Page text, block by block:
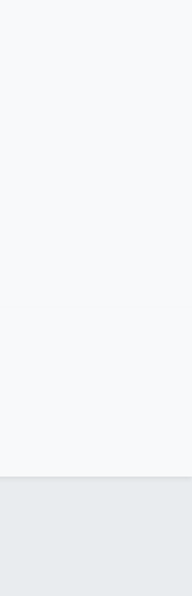
Gelar...